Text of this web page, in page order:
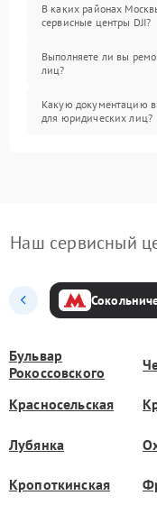
В каких районах
сервисные центры DJI?
Выполняете ли вы
лиц?
Какую документацию
для юридических лиц?
Наш сервисный
Бульвар
Рокоссовского
Красносельская
Лубянка
Кропоткинская